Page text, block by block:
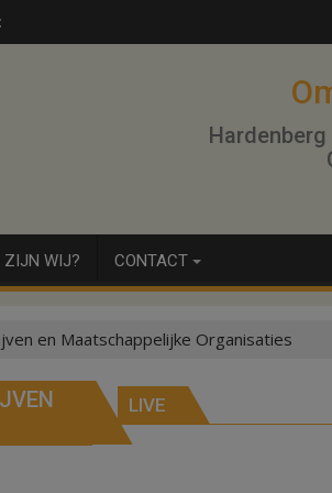
ZIJN WIJ? CONTACT
en Maatschappelijke Organisaties
LIVE